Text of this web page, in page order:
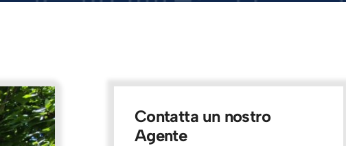
Contatta un nostro
Agente